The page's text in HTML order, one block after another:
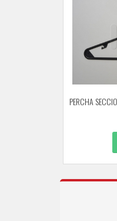
PERCHA